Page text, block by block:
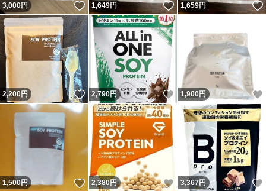
3,000円 いいね！
1,649円 いいね！
1,659円
2,200円 いいね！
2,790円 いいね！
1,900円
1,500円 いいね！
2,380円 いいね！
3,367 円